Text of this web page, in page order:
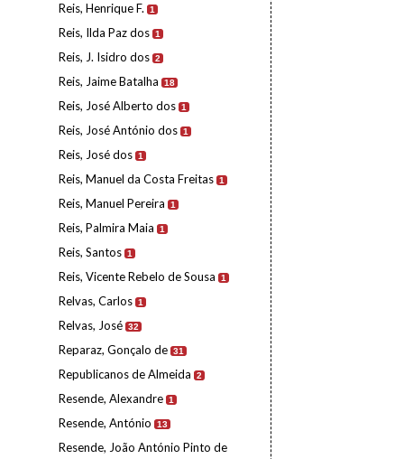
Reis, Henrique F. 1
Reis, Ilda Paz dos 1
Reis, J. Isidro dos 2
Reis, Jaime Batalha 18
Reis, José Alberto dos 1
Reis, José António dos 1
Reis, José dos 1
Reis, Manuel da Costa Freitas 1
Reis, Manuel Pereira 1
Reis, Palmira Maia 1
Reis, Santos 1
Reis, Vicente Rebelo de Sousa 1
Relvas, Carlos 1
Relvas, José 32
Reparaz, Gonçalo de 31
Republicanos de Almeida 2
Resende, Alexandre 1
Resende, António 13
Resende, João António Pinto de